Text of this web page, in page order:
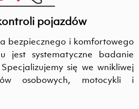
pojazdów
bezpiecznego i komfortowego
jest systematyczne badanie
się we wnikliwej
osobowych, motocykli i